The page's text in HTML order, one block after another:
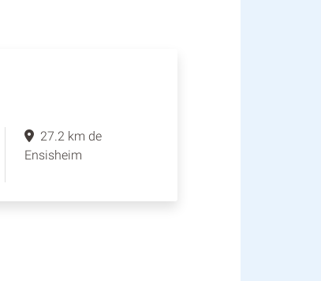
27.2 km de
Ensisheim